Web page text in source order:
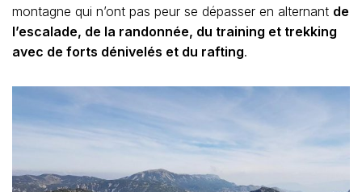
montagne qui n’ont pas peur se dépasser en alternant de
l’escalade, de la randonnée, du training et trekking
avec de forts dénivelés et du rafting.